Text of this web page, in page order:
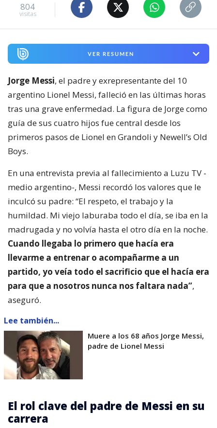
804
visitas
VER RESUMEN
Jorge Messi, el padre y exrepresentante del 10
argentino Lionel Messi, falleció en las últimas horas
tras una grave enfermedad. La figura de Jorge como
guía de sus cuatro hijos fue central desde los
primeros pasos de Lionel en Grandoli y Newell’s Old
Boys.
En una entrevista previa al fallecimiento a Luzu TV -
medio argentino-, Messi recordó los valores que le
inculcó su padre: “El respeto, el trabajo y la
humildad. Mi viejo laburaba todo el día, se iba en la
madrugada y no volvía hasta el otro día en la noche.
Cuando llegaba lo primero que hacía era
llevarme a entrenar o acompañarme a un
partido, yo veía todo el sacrificio que el hacía era
para que a nosotros nunca nos faltara nada”,
aseguró.
Lee también...
Muere a los 68 años Jorge Messi,
padre de Lionel Messi
El rol clave del padre de Messi en su
carrera